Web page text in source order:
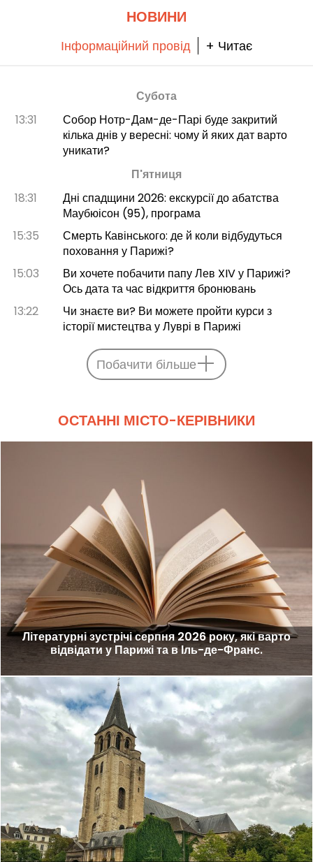
НОВИНИ
Інформаційний провід + Читає
Субота
13:31
Собор Нотр-Дам-де-Парі буде закритий
кілька днів у вересні: чому й яких дат варто
уникати?
П'ятниця
18:31
Дні спадщини 2026: екскурсії до абатства
Маубюісон (95), програма
15:35
Смерть Кавінського: де й коли відбудуться
поховання у Парижі?
15:03
Ви хочете побачити папу Лев XIV у Парижі?
Ось дата та час відкриття бронювань
13:22
Чи знаєте ви? Ви можете пройти курси з
історії мистецтва у Луврі в Парижі
Побачити більше
ОСТАННІ МІСТО-КЕРІВНИКИ
Літературні зустрічі серпня 2026 року, які варто
відвідати у Парижі та в Іль-де-Франс.